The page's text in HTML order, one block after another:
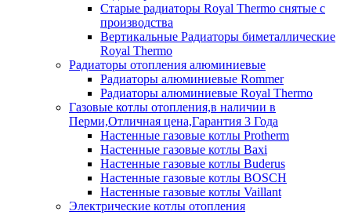
Старые радиаторы Royal Thermo снятые с
производства
Вертикальные Радиаторы биметаллические
Royal Thermo
Радиаторы отопления алюминиевые
Радиаторы алюминиевые Rommer
Радиаторы алюминиевые Royal Thermo
Газовые котлы отопления,в наличии в
Перми,Отличная цена,Гарантия 3 Года
Настенные газовые котлы Protherm
Настенные газовые котлы Baxi
Настенные газовые котлы Buderus
Настенные газовые котлы BOSCH
Настенные газовые котлы Vaillant
Электрические котлы отопления